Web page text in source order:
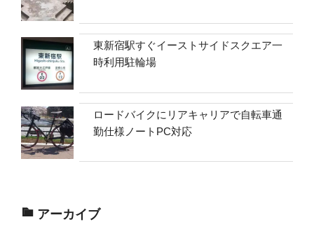
東新宿駅すぐイーストサイドスクエア一
時利用駐輪場
ロードバイクにリアキャリアで自転車通
勤仕様ノートPC対応
アーカイブ